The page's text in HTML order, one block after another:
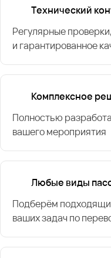
Технический
Регулярные
и гарантированное
Комплексное
Полностью
вашего мероприятия
Любые виды
Подберём
ваших задач по